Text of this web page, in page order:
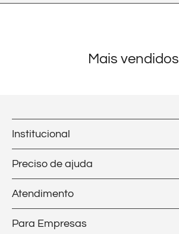
Mais vendidos
Institucional
Preciso de ajuda
Atendimento
Para Empresas